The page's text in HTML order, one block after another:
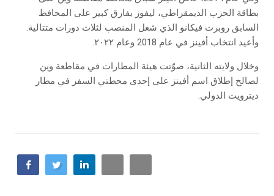
بطاقة الحزب الديمقراطي، ليفوز بفارق كبير على المحافظ
السابق روبرت فيكانو الذي شغل المنصب لثلاث دورات متتالية.
وأعيد انتخاب أفينز في عام 2018 وعام ٢٠٢٢.
وخلال ولايته الثانية، صوّتت هيئة المطارات في مقاطعة وين
لصالح إطلاق اسم أفينز على إحدى محطتي السفر في مطار
ديترويت الدولي.